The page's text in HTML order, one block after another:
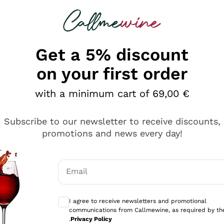
looking for
diversi e con un ampio range di prezzo. Le
Get a 5% discount
on your first order
with a minimum cart of 69,00 €
Subscribe to our newsletter to receive discounts,
promotions and news every day!
Email
I agree to receive newsletters and promotional
communications from Callmewine, as required by
.Privacy Policy